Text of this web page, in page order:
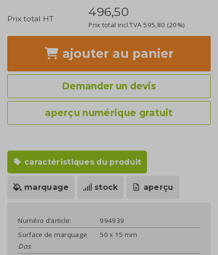
Prix total HT 496,50
Prix total incl.TVA 595,80 (20%)
ajouter au panier
Demander un devis
aperçu numérique gratuit
caractéristiques du produit
marquage stock aperçu
Numéro d’article:
994939
Surface de marquage
Dos:
50 x 15 mm